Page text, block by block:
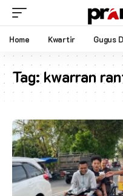
Home Kwartir Gugus
Tag:kwarran